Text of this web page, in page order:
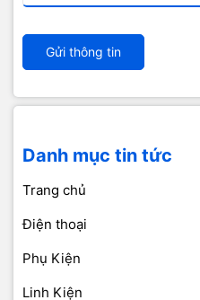
Gửi thông tin
Danh mục tin tức
Trang chủ
Điện thoại
Phụ Kiện
Linh Kiện